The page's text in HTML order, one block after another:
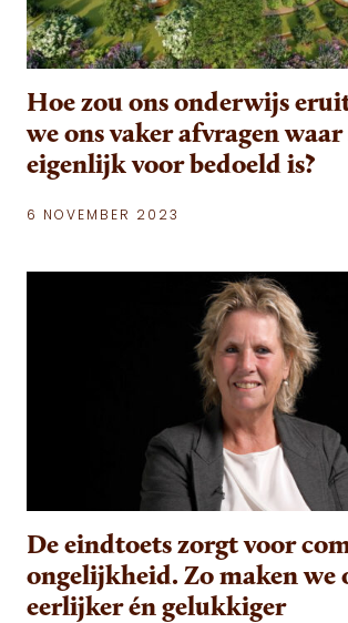
Hoe zou ons onderwijs
we ons vaker afvragen
eigenlijk voor bedoeld is?
6 NOVEMBER 2023
De eindtoets zorgt voor
ongelijkheid. Zo maken we
eerlijker én gelukkiger